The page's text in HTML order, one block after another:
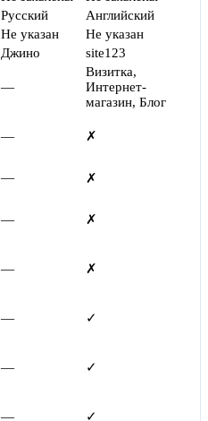
Русский
Английский
Не указан
Не указан
Джино
site123
—
Визитка,
Интернет-
магазин, Блог
— ✗
—
✗
— ✗
— ✗
— ✓
— ✓
— ✓